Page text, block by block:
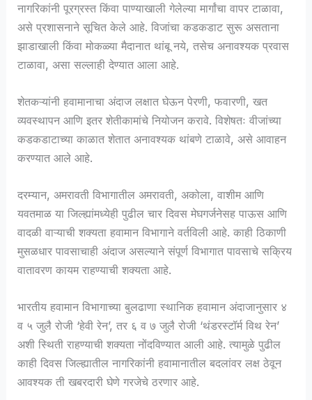
नागरिकांनी पूरग्रस्त किंवा पाण्याखाली गेलेल्या मार्गांचा वापर टाळावा,
असे प्रशासनाने सूचित केले आहे. विजांचा कडकडाट सुरू असताना
झाडाखाली किंवा मोकळ्या मैदानात थांबू नये, तसेच अनावश्यक प्रवास
टाळावा, असा सल्लाही देण्यात आला आहे.
शेतकऱ्यांनी हवामानाचा अंदाज लक्षात घेऊन पेरणी, फवारणी, खत
व्यवस्थापन आणि इतर शेतीकामांचे नियोजन करावे. विशेषतः वीजांच्या
कडकडाटाच्या काळात शेतात अनावश्यक थांबणे टाळावे, असे आवाहन
करण्यात आले आहे.
दरम्यान, अमरावती विभागातील अमरावती, अकोला, वाशीम आणि
यवतमाळ या जिल्ह्यांमध्येही पुढील चार दिवस मेघगर्जनेसह पाऊस आणि
वादळी वाऱ्याची शक्यता हवामान विभागाने वर्तविली आहे. काही ठिकाणी
मुसळधार पावसाचाही अंदाज असल्याने संपूर्ण विभागात पावसाचे सक्रिय
वातावरण कायम राहण्याची शक्यता आहे.
भारतीय हवामान विभागाच्या बुलढाणा स्थानिक हवामान अंदाजानुसार ४
व ५ जुलै रोजी ‘हेवी रेन’, तर ६ व ७ जुलै रोजी ‘थंडरस्टॉर्म विथ रेन’
अशी स्थिती राहण्याची शक्यता नोंदविण्यात आली आहे. त्यामुळे पुढील
काही दिवस जिल्ह्यातील नागरिकांनी हवामानातील बदलांवर लक्ष ठेवून
आवश्यक ती खबरदारी घेणे गरजेचे ठरणार आहे.